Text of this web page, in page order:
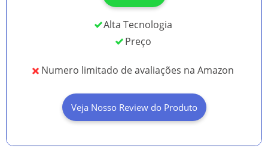
Alta Tecnologia
Preço
Numero limitado de avaliações na Amazon
Veja Nosso Review do Produto